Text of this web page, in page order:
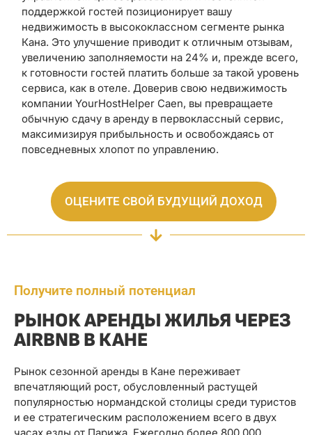
поддержкой гостей позиционирует вашу
недвижимость в высококлассном сегменте рынка
Кана. Это улучшение приводит к отличным отзывам,
увеличению заполняемости на 24% и, прежде всего,
к готовности гостей платить больше за такой уровень
сервиса, как в отеле. Доверив свою недвижимость
компании YourHostHelper Caen, вы превращаете
обычную сдачу в аренду в первоклассный сервис,
максимизируя прибыльность и освобождаясь от
повседневных хлопот по управлению.
ОЦЕНИТЕ СВОЙ БУДУЩИЙ ДОХОД
Получите полный потенциал
РЫНОК АРЕНДЫ ЖИЛЬЯ ЧЕРЕЗ
AIRBNB В КАНЕ
Рынок сезонной аренды в Кане переживает
впечатляющий рост, обусловленный растущей
популярностью нормандской столицы среди туристов
и ее стратегическим расположением всего в двух